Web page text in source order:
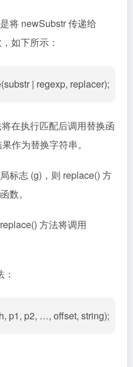
将 newSubstr 传递给
如下所示：
| regexp, replacer);
在执行匹配后调用替换函
作为替换字符串。
标志 (g)，则 replace() 方
数。
方法将调用
p1, p2, …, offset, string);